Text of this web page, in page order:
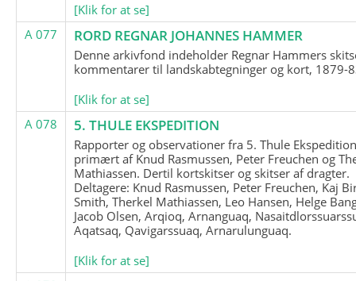
[Klik for at se]
A 077
RORD REGNAR JOHANNES HAMMER
Denne arkivfond indeholder Regnar Hammers
kommentarer til landskabtegninger og kort, 1879-
[Klik for at se]
A 078
5. THULE EKSPEDITION
Rapporter og observationer fra 5. Thule
primært af Knud Rasmussen, Peter Freuchen og
Mathiassen. Dertil kortskitser og skitser af dragter.
Deltagere: Knud Rasmussen, Peter Freuchen, Kaj
Smith, Therkel Mathiassen, Leo Hansen, Helge
Jacob Olsen, Arqioq, Arnanguaq,
Aqatsaq, Qavigarssuaq, Arnarulunguaq.
[Klik for at se]